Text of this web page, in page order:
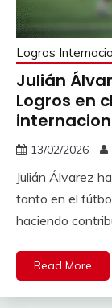
Logros
Julián
Logros en
13/02/2026
Julián Álvarez
tanto en el
haciendo
Read More